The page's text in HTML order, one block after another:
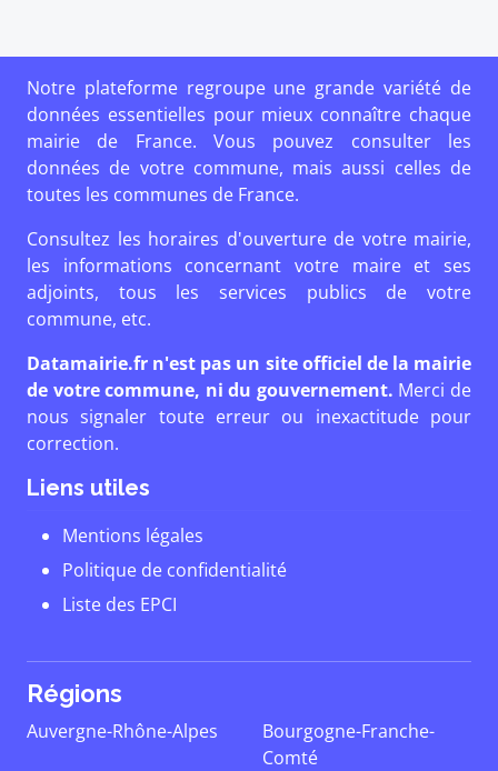
Notre plateforme regroupe une grande variété de
données essentielles pour mieux connaître chaque
mairie de France. Vous pouvez consulter les
données de votre commune, mais aussi celles de
toutes les communes de France.
Consultez les horaires d'ouverture de votre mairie,
les informations concernant votre maire et ses
adjoints, tous les services publics de votre
commune, etc.
Datamairie.fr n'est pas un site officiel de la mairie
de votre commune, ni du gouvernement. Merci de
nous signaler toute erreur ou inexactitude pour
correction.
Liens utiles
Mentions légales
Politique de confidentialité
Liste des EPCI
Régions
Auvergne-Rhône-Alpes
Bourgogne-Franche-
Comté